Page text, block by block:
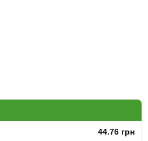
44.76 грн